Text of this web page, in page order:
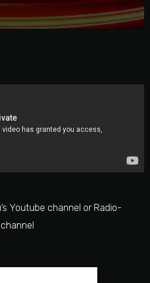
Youtube channel or Radio-